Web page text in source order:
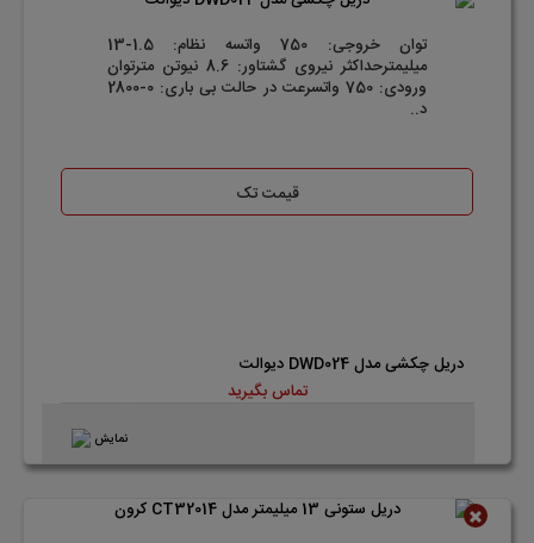
توان خروجی: 750 واتسه نظام: 1.5-13
میلیمترحداکثر نیروی گشتاور: 8.6 نیوتن مترتوان
ورودی: 750 واتسرعت در حالت بی باری: 0-2800
د..
قیمت تک
دریل چکشی مدل DWD024 دیوالت
تماس بگیرید
نمایش